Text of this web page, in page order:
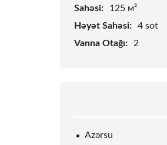
Sahəsi:
125 м²
Həyət Sahəsi:
4 sot
Vanna Otağı:
2
Azərsu